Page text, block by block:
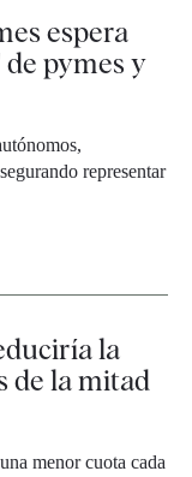
espera
pymes y
representar
la
de la mitad
menor cuota cada